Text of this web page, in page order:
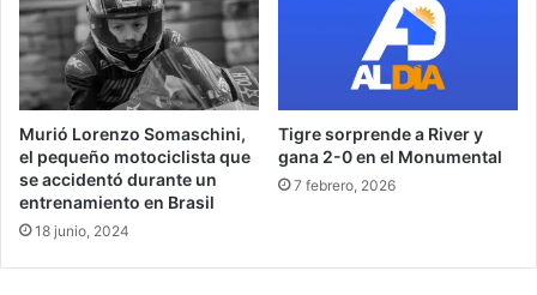
Murió Lorenzo Somaschini,
el pequeño motociclista que
se accidentó durante un
entrenamiento en Brasil
18 junio, 2024
Tigre sorprende a River y
gana 2-0 en el Monumental
7 febrero, 2026